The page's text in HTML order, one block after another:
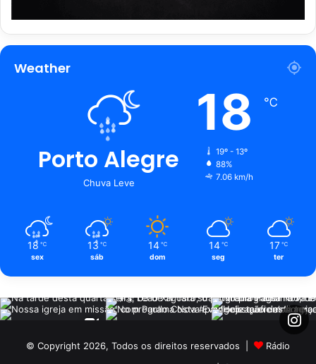
Weather
Porto Alegre
Chuva Leve
18 ℃
19º - 13º
88%
7.06 km/h
18 ℃
sex
13 ℃
sáb
14 ℃
dom
14 ℃
seg
17 ℃
ter
© Copyright 2026, Todos os direitos reservados |
Rádio